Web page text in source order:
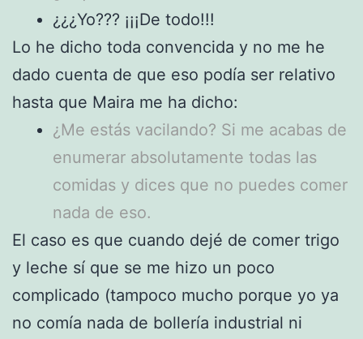
¿¿¿Yo??? ¡¡¡De todo!!!
Lo he dicho toda convencida y no me he
dado cuenta de que eso podía ser relativo
hasta que Maira me ha dicho:
¿Me estás vacilando? Si me acabas de
enumerar absolutamente todas las
comidas y dices que no puedes comer
nada de eso.
El caso es que cuando dejé de comer trigo
y leche sí que se me hizo un poco
complicado (tampoco mucho porque yo ya
no comía nada de bollería industrial ni